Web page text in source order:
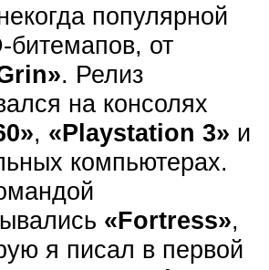
популярной
битемапов, от
. Релиз
на консолях
, «Playstation 3» и
компьютерах.
«Fortress»,
я писал в первой